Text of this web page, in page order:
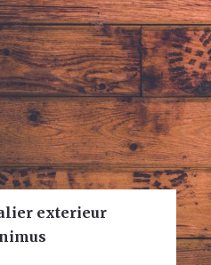
exterieur